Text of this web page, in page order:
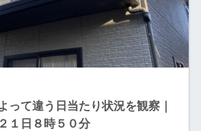
って違う日当たり状況を観察｜
１日８時５０分